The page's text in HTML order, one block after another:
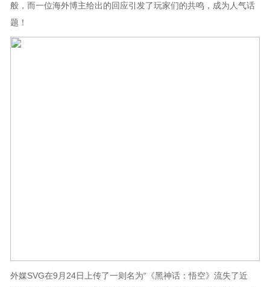
般，而一位海外博主给出的回应引发了玩家们的共鸣，成为人气话
题！
外媒SVG在9月24日上传了一则名为“《黑神话：悟空》流失了近